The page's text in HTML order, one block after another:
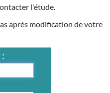
l'étude.
après modification de votre